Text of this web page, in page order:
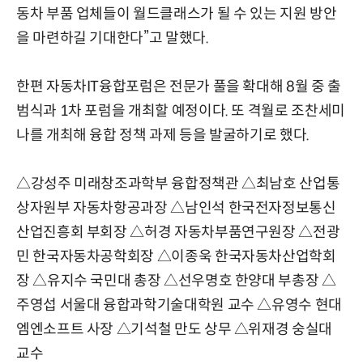
동차 부품 업체들이 월드클래스가 될 수 있는 지원 방안
을 마련하길 기대한다”고 말했다.
한편 자동차IT융합포럼은 전문가 풀을 확대해 8월 중 출
범식과 1차 포럼을 개최할 예정이다. 또 격월로 조찬세미
나를 개최해 융합 정책 과제 등을 발굴하기로 했다.
△강성주 미래창조과학부 융합정책관 △최남호 산업통
상자원부 자동차항공과장 △남인석 한국전자정보통신
산업진흥회 부회장 △허경 자동차부품연구원장 △전광
민 한국자동차공학회장 △이종욱 한국자동차산업학회
장 △유지수 국민대 총장 △선우명호 한양대 부총장 △
주영섭 서울대 융합과학기술대학원 교수 △유영수 현대
엠엔소프트 사장 △기석철 만도 상무 △위재경 숭실대
교수